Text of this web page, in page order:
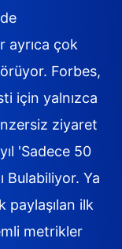
ayrıca çok
Forbes,
için yalnızca
ziyaret
'Sadece 50
Bulabiliyor. Ya
paylaşılan ilk
metrikler